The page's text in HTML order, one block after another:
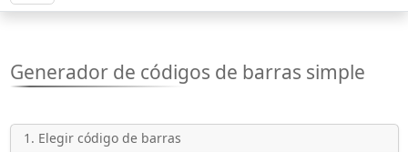
Generador de códigos de barras simple
1. Elegir código de barras